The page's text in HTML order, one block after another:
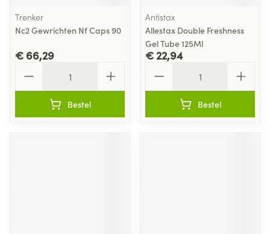
Trenker
Nc2 Gewrichten Nf Caps 90
€ 66,29
Bestel
Antistax
Allestax Double Freshness
Gel Tube 125Ml
€ 22,94
Bestel